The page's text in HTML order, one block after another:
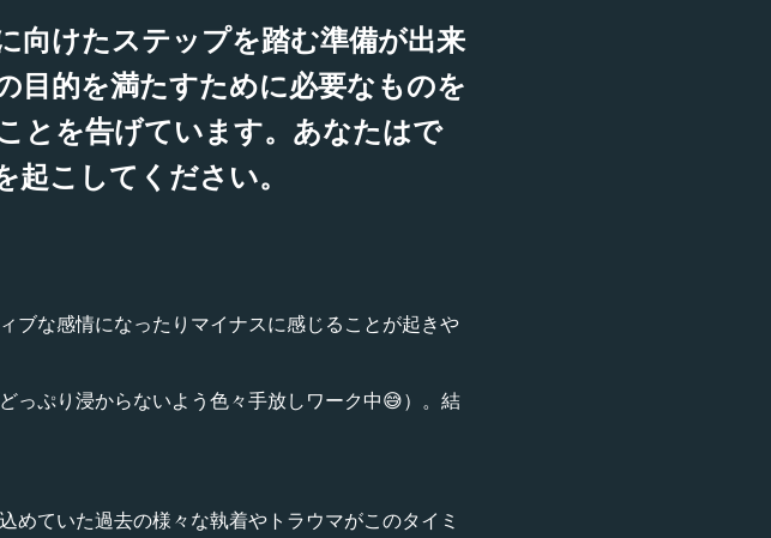
向けたステップを踏む準備が出来
目的を満たすために必要なものを
とを告げています。あなたはで
こしてください。
ブな感情になったりマイナスに感じることが起きや
っぷり浸からないよう色々手放しワーク中😅）。結
ていた過去の様々な執着やトラウマがこのタイミ